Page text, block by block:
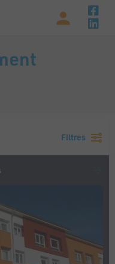
Filtres